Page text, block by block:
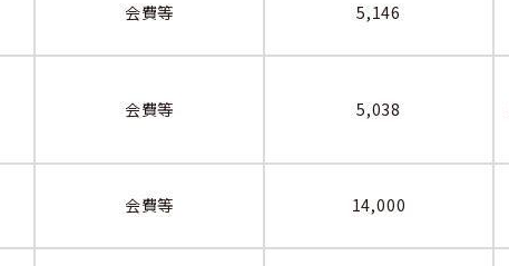
会費等 5,146
会費等 5,038
会費等 14,000